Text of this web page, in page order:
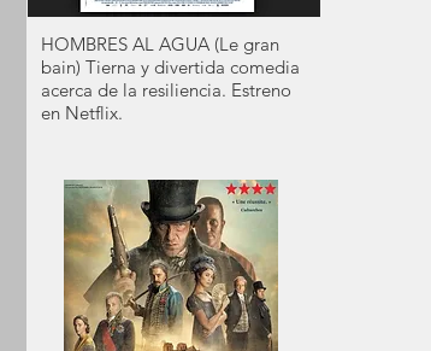
HOMBRES AL AGUA (Le gran
bain) Tierna y divertida comedia
acerca de la resiliencia. Estreno
en Netflix.